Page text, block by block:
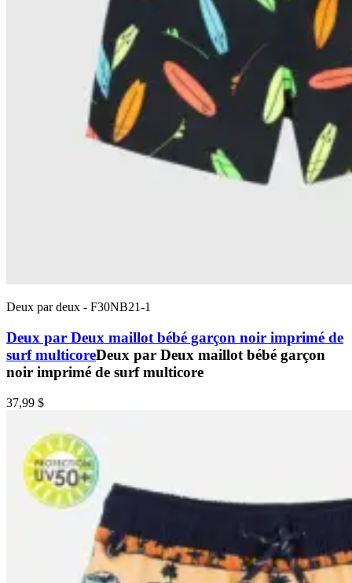
Deux par deux - F30NB21-1
Deux par Deux maillot bébé garçon noir imprimé de
surf multicoreDeux par Deux maillot bébé garçon
noir imprimé de surf multicore
37,99 $